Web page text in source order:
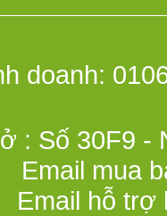
doanh:
: Số 30F9 -
Email mua
Email hỗ trợ